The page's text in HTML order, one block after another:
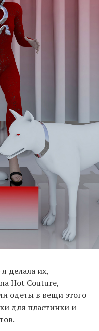
делала их,
Hot Couture,
одеты в вещи этого
для пластинки и